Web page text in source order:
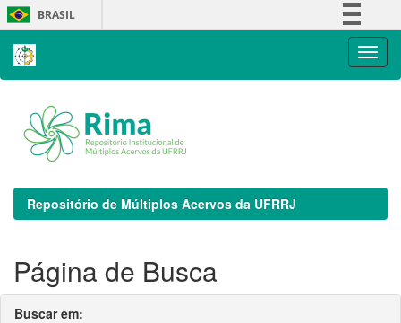
Skip
navigation
BRASIL
Repositório de Múltiplos Acervos da UFRRJ
Página de Busca
Buscar em: